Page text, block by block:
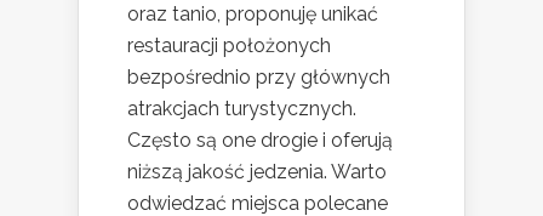
oraz tanio, proponuję unikać
restauracji położonych
bezpośrednio przy głównych
atrakcjach turystycznych.
Często są one drogie i oferują
niższą jakość jedzenia. Warto
odwiedzać miejsca polecane